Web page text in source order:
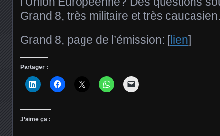
Grand 8, très militaire et très caucasien.
Grand 8, page de l’émission: [lien]
Partager :
J’aime ça :